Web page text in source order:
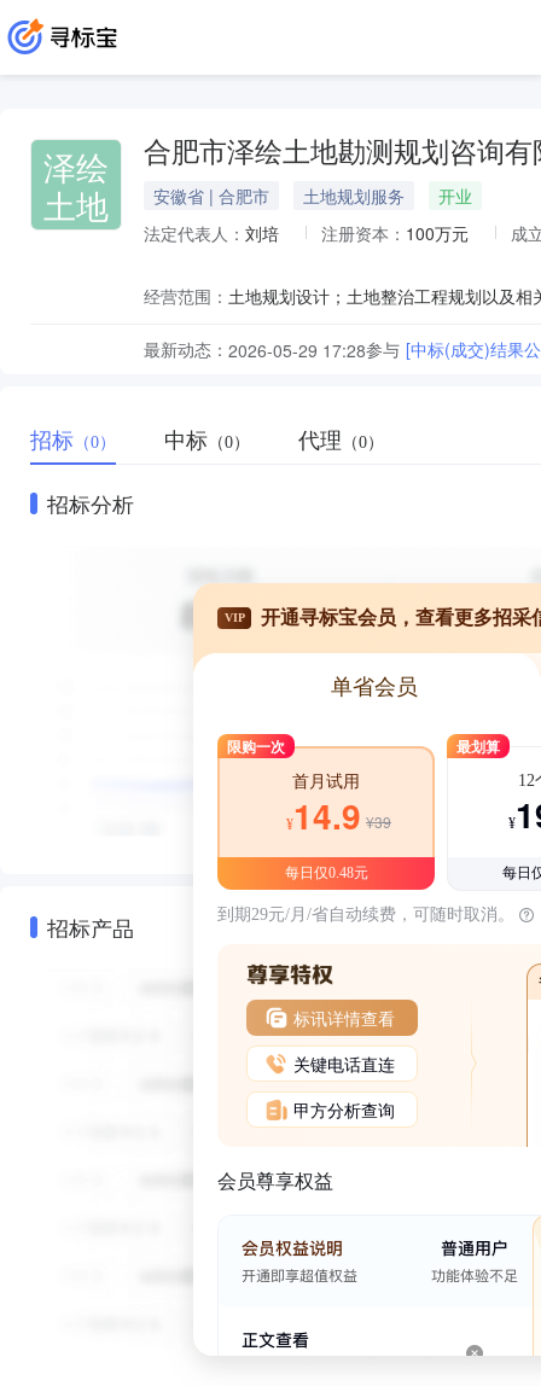
泽绘
土地
合肥市泽绘土地勘测规划咨询有
安徽省 | 合肥市 土地规划服务
开业
法定代表人： 刘培 注册资本： 100万元 成
经营范围：
最新动态： 2026-05-29 17:28参与 [中标(成交)结果
招标 （0） 中标 （0） 代理 （0）
招标分析
招标产品
VIP 开通寻标宝会员，查看更多招采
单省会员
限购一次
首月试用
¥14.9 ¥39
每日仅0.48元
最划算
12
¥
每日
到期29元/月/省自动续费，可随时取消。
标讯详情查看
关键电话直连
甲方分析查询
会员尊享权益